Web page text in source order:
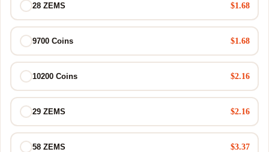
28 ZEMS $1.68
9700 Coins $1.68
10200 Coins $2.16
29 ZEMS $2.16
58 ZEMS $3.37